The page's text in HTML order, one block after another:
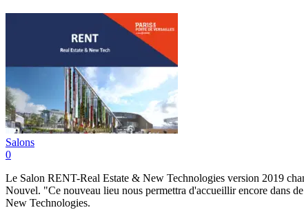
Salons
0
Le Salon RENT-Real Estate & New Technologies version 2019
Nouvel. "Ce nouveau lieu nous permettra d'accueillir encore dans
New Technologies.